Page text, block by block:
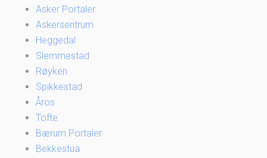
Asker Portaler
Askersentrum
Heggedal
Slemmestad
Røyken
Spikkestad
Åros
Tofte
Bærum Portaler
Bekkestua